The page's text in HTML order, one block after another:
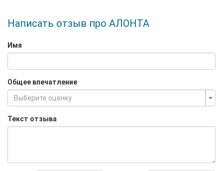
Написать отзыв про АЛОНТА
Имя
Общее впечатление
Выберите оценку
Текст отзыва